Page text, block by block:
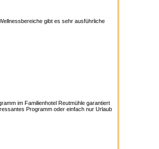
gibt es sehr ausführliche
im Familienhotel Reutmühle garantiert
Programm oder einfach nur Urlaub